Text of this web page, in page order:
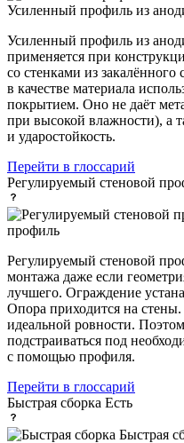
Усиленный профиль из
Усиленный профиль из
применяется при
со стенками из
в качестве материала
покрытием. Оно не даёт
при высокой влажности), а
и ударостойкость.
Перейти в глоссарий
Регулируемый стеновой
профиль
Регулируемый стеновой
монтажа даже если
лучшего. Ограждение
Опора приходится на стены.
идеальной ровности.
подстраиваться под
с помощью профиля.
Перейти в глоссарий
Быстрая сборка Есть
Быстрая